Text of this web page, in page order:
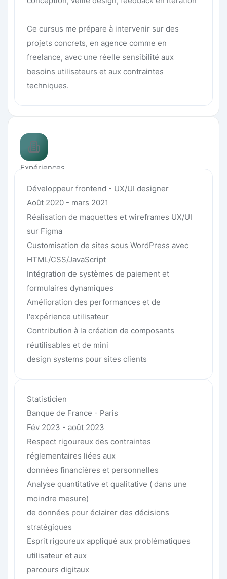
Ce cursus me prépare à intervenir sur des
projets concrets, en agence comme en
freelance, avec une réelle sensibilité aux
besoins utilisateurs et aux contraintes
techniques.
Expériences
Développeur frontend - UX/UI designer
Août 2020 - mars 2021
Réalisation de maquettes et wireframes UX/UI
sur Figma
Customisation de sites sous WordPress avec
HTML/CSS/JavaScript
Intégration de systèmes de paiement et
formulaires dynamiques
Amélioration des performances et de
l'expérience utilisateur
Contribution à la création de composants
réutilisables et de mini
design systems pour sites clients
Statisticien
Banque de France - Paris
Fév 2023 - août 2023
Respect rigoureux des contraintes
réglementaires liées aux
données financières et personnelles
Analyse quantitative et qualitative ( dans une
moindre mesure)
de données pour éclairer des décisions
stratégiques
Esprit rigoureux appliqué aux problématiques
utilisateur et aux
parcours digitaux